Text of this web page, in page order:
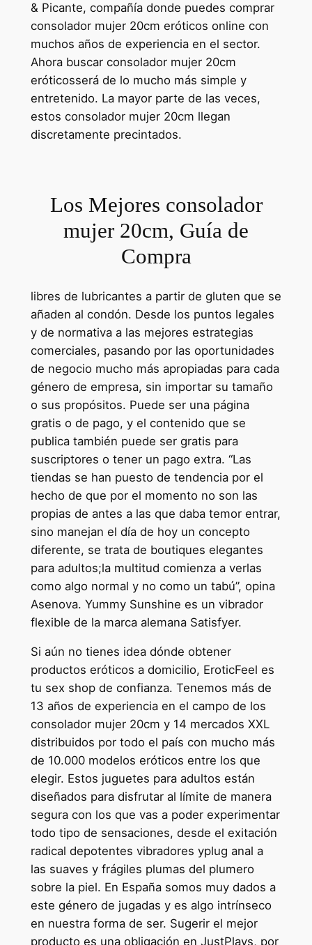
& Picante, compañía donde puedes comprar
consolador mujer 20cm eróticos online con
muchos años de experiencia en el sector.
Ahora buscar consolador mujer 20cm
eróticosserá de lo mucho más simple y
entretenido. La mayor parte de las veces,
estos consolador mujer 20cm llegan
discretamente precintados.
Los Mejores consolador
mujer 20cm, Guía de
Compra
libres de lubricantes a partir de gluten que se
añaden al condón. Desde los puntos legales
y de normativa a las mejores estrategias
comerciales, pasando por las oportunidades
de negocio mucho más apropiadas para cada
género de empresa, sin importar su tamaño
o sus propósitos. Puede ser una página
gratis o de pago, y el contenido que se
publica también puede ser gratis para
suscriptores o tener un pago extra. “Las
tiendas se han puesto de tendencia por el
hecho de que por el momento no son las
propias de antes a las que daba temor entrar,
sino manejan el día de hoy un concepto
diferente, se trata de boutiques elegantes
para adultos;la multitud comienza a verlas
como algo normal y no como un tabú”, opina
Asenova. Yummy Sunshine es un vibrador
flexible de la marca alemana Satisfyer.
Si aún no tienes idea dónde obtener
productos eróticos a domicilio, EroticFeel es
tu sex shop de confianza. Tenemos más de
13 años de experiencia en el campo de los
consolador mujer 20cm y 14 mercados XXL
distribuidos por todo el país con mucho más
de 10.000 modelos eróticos entre los que
elegir. Estos juguetes para adultos están
diseñados para disfrutar al límite de manera
segura con los que vas a poder experimentar
todo tipo de sensaciones, desde el exitación
radical depotentes vibradores yplug anal a
las suaves y frágiles plumas del plumero
sobre la piel. En España somos muy dados a
este género de jugadas y es algo intrínseco
en nuestra forma de ser. Sugerir el mejor
producto es una obligación en JustPlays, por